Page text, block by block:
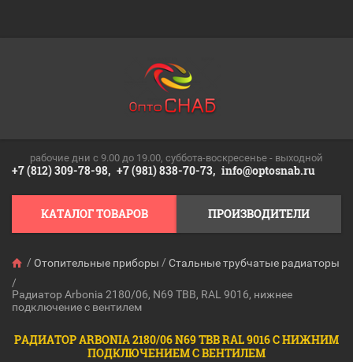
рабочие дни c 9.00 до 19.00, суббота-воскресенье - выходной
+7 (812) 309-78-98, +7 (981) 838-70-73, info@optosnab.ru
КАТАЛОГ ТОВАРОВ ПРОИЗВОДИТЕЛИ
/ Отопительные приборы / Стальные трубчатые радиаторы
/
Радиатор Arbonia 2180/06, N69 ТВВ, RAL 9016, нижнее
подключение с вентилем
РАДИАТОР ARBONIA 2180/06 N69 ТВВ RAL 9016 С НИЖНИМ
ПОДКЛЮЧЕНИЕМ С ВЕНТИЛЕМ